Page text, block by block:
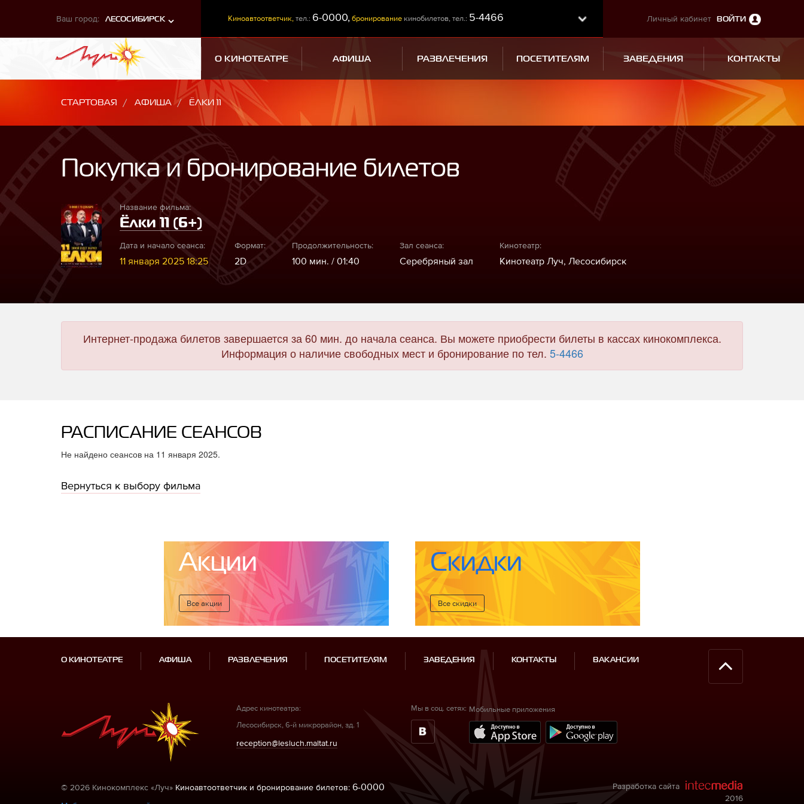
Ваш город: ЛЕСОСИБИРСК Киноавтоответчик, тел.: 6-0000, бронирование кинобилетов, тел.: 5-4466 Личный кабинет ВОЙТИ
О КИНОТЕАТРЕ АФИША РАЗВЛЕЧЕНИЯ ПОСЕТИТЕЛЯМ ЗАВЕДЕНИЯ КОНТАКТЫ
СТАРТОВАЯ АФИША ЁЛКИ 11
Покупка и бронирование билетов
Название фильма:
Ёлки 11 (6+)
Дата и начало сеанса:
11 января 2025 18:25
Формат:
2D
Продолжительность:
100 мин. / 01:40
Зал сеанса:
Серебряный зал
Кинотеатр:
Кинотеатр Луч, Лесосибирск
Интернет-продажа билетов завершается за 60 мин. до начала сеанса. Вы можете приобрести билеты в кассах кинокомплекса.
Информация о наличие свободных мест и бронирование по тел. 5-4466
РАСПИСАНИЕ СЕАНСОВ
Не найдено сеансов на 11 января 2025.
Вернуться к выбору фильма
Акции
Все акции
Скидки
Все cкидки
О КИНОТЕАТРЕ АФИША РАЗВЛЕЧЕНИЯ ПОСЕТИТЕЛЯМ ЗАВЕДЕНИЯ КОНТАКТЫ ВАКАНСИИ
Адрес кинотеатра:
Лесосибирск, 6-й микрорайон, зд. 1
reception@lesluch.maltat.ru
Мы в соц. сетях: Мобильные приложения
© 2026 Кинокомплекс «Луч» Киноавтоответчик и бронирование билетов: 6-0000
Разработка сайта
2016